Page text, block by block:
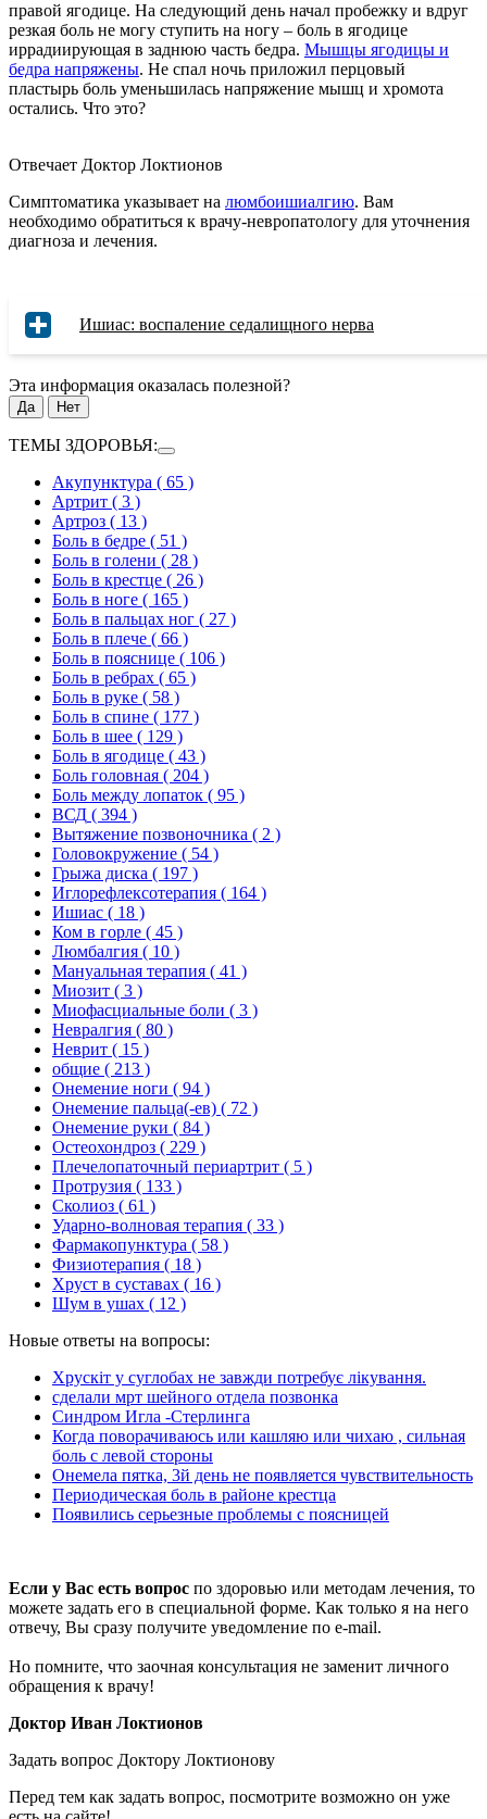
правой ягодице. На следующий день начал пробежку и вдруг
резкая боль не могу ступить на ногу – боль в ягодице
иррадиирующая в заднюю часть бедра. Мышцы ягодицы и
бедра напряжены. Не спал ночь приложил перцовый
пластырь боль уменьшилась напряжение мышц и хромота
остались. Что это?
Отвечает Доктор Локтионов
Симптоматика указывает на люмбоишиалгию. Вам
необходимо обратиться к врачу-невропатологу для уточнения
диагноза и лечения.
Ишиас: воспаление седалищного нерва
Эта информация оказалась полезной?
Да Нет
ТЕМЫ ЗДОРОВЬЯ:
Акупунктура ( 65 )
Артрит ( 3 )
Артроз ( 13 )
Боль в бедре ( 51 )
Боль в голени ( 28 )
Боль в крестце ( 26 )
Боль в ноге ( 165 )
Боль в пальцах ног ( 27 )
Боль в плече ( 66 )
Боль в пояснице ( 106 )
Боль в ребрах ( 65 )
Боль в руке ( 58 )
Боль в спине ( 177 )
Боль в шее ( 129 )
Боль в ягодице ( 43 )
Боль головная ( 204 )
Боль между лопаток ( 95 )
ВСД ( 394 )
Вытяжение позвоночника ( 2 )
Головокружение ( 54 )
Грыжа диска ( 197 )
Иглорефлексотерапия ( 164 )
Ишиас ( 18 )
Ком в горле ( 45 )
Люмбалгия ( 10 )
Мануальная терапия ( 41 )
Миозит ( 3 )
Миофасциальные боли ( 3 )
Невралгия ( 80 )
Неврит ( 15 )
общие ( 213 )
Онемение ноги ( 94 )
Онемение пальца(-ев) ( 72 )
Онемение руки ( 84 )
Остеохондроз ( 229 )
Плечелопаточный периартрит ( 5 )
Протрузия ( 133 )
Сколиоз ( 61 )
Ударно-волновая терапия ( 33 )
Фармакопунктура ( 58 )
Физиотерапия ( 18 )
Хруст в суставах ( 16 )
Шум в ушах ( 12 )
Новые ответы на вопросы:
Хрускіт у суглобах не завжди потребує лікування.
сделали мрт шейного отдела позвонка
Синдром Игла -Стерлинга
Когда поворачиваюсь или кашляю или чихаю , сильная
боль с левой стороны
Онемела пятка, 3й день не появляется чувствительность
Периодическая боль в районе крестца
Появились серьезные проблемы с поясницей
Если у Вас есть вопрос по здоровью или методам лечения, то
можете задать его в специальной форме. Как только я на него
отвечу, Вы сразу получите уведомление по e-mail.
Но помните, что заочная консультация не заменит личного
обращения к врачу!
Доктор Иван Локтионов
Задать вопрос Доктору Локтионову
Перед тем как задать вопрос, посмотрите возможно он уже